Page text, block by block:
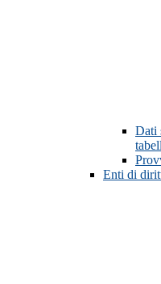
Dati
Enti di